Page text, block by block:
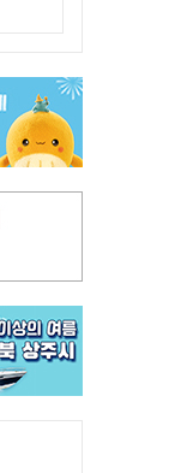
연다"
쏠린 눈
사과 수용